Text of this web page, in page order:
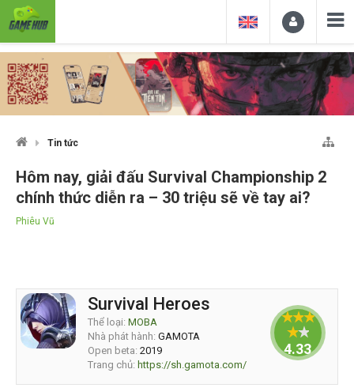
Tin tức
Hôm nay, giải đấu Survival Championship 2
chính thức diễn ra – 30 triệu sẽ về tay ai?
Phiêu Vũ
Survival Heroes
Thể loại: MOBA
Nhà phát hành: GAMOTA
Open beta: 2019
Trang chủ: https://sh.gamota.com/
4.33333